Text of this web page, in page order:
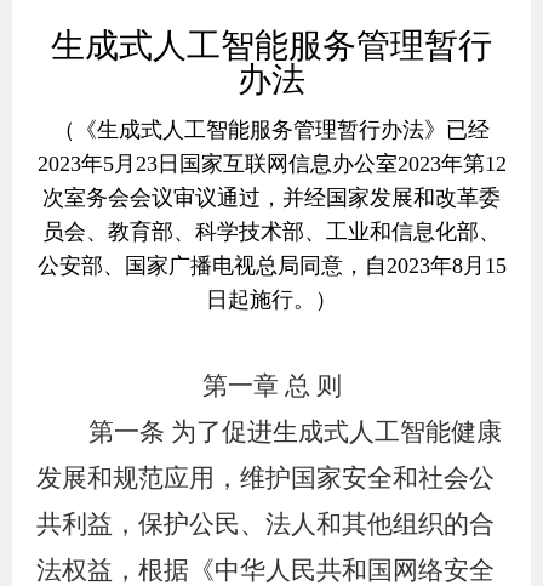
生成式人工智能服务管理暂行
办法
（《生成式人工智能服务管理暂行办法》已经
2023年5月23日国家互联网信息办公室2023年第12
次室务会会议审议通过，并经国家发展和改革委
员会、教育部、科学技术部、工业和信息化部、
公安部、国家广播电视总局同意，自2023年8月15
日起施行。）
第一章 总 则
第一条 为了促进生成式人工智能健康
发展和规范应用，维护国家安全和社会公
共利益，保护公民、法人和其他组织的合
法权益，根据《中华人民共和国网络安全